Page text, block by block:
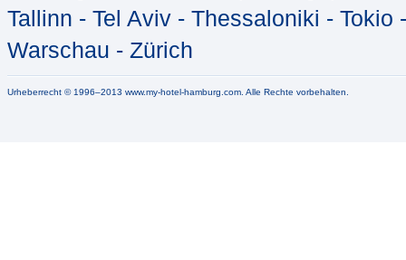
Tallinn - Tel Aviv - Thessaloniki -
Warschau - Zürich
Urheberrecht © 1996–2013 www.my-hotel-hamburg.com. Alle Rechte vorbehalten.